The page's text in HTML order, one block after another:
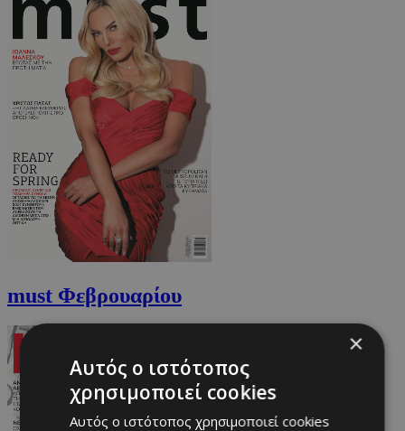
must Φεβρουαρίου
×
Αυτός ο ιστότοπος
χρησιμοποιεί cookies
Αυτός ο ιστότοπος χρησιμοποιεί cookies